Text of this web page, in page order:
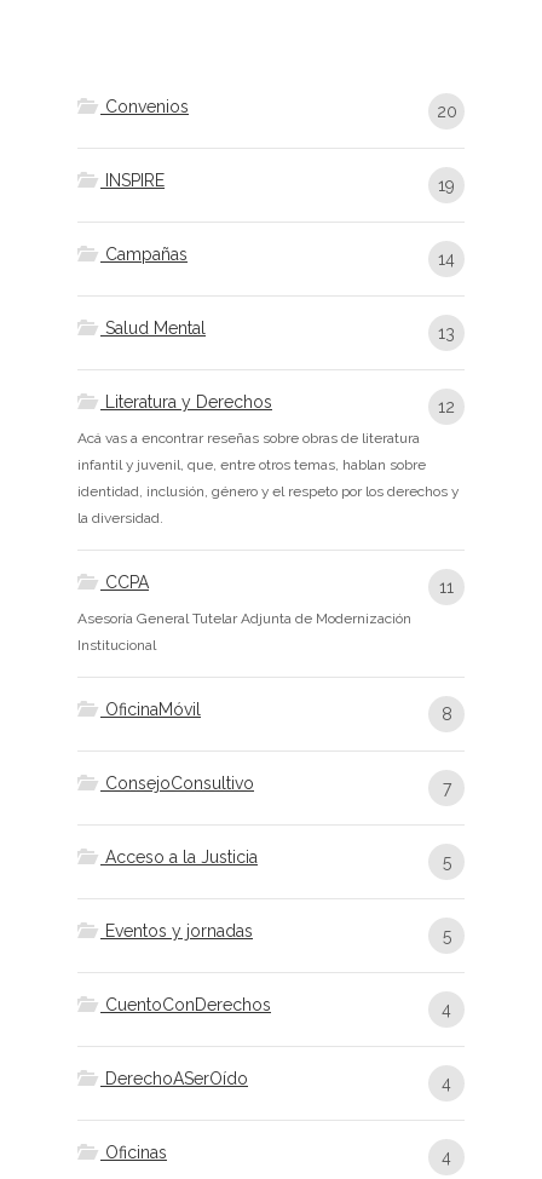
Convenios 20
INSPIRE 19
Campañas 14
Salud Mental 13
Literatura y Derechos 12
Acá vas a encontrar reseñas sobre obras de literatura
infantil y juvenil, que, entre otros temas, hablan sobre
identidad, inclusión, género y el respeto por los derechos y
la diversidad.
CCPA 11
Asesoría General Tutelar Adjunta de Modernización
Institucional
OficinaMóvil 8
ConsejoConsultivo 7
Acceso a la Justicia 5
Eventos y jornadas 5
CuentoConDerechos 4
DerechoASerOído 4
Oficinas 4